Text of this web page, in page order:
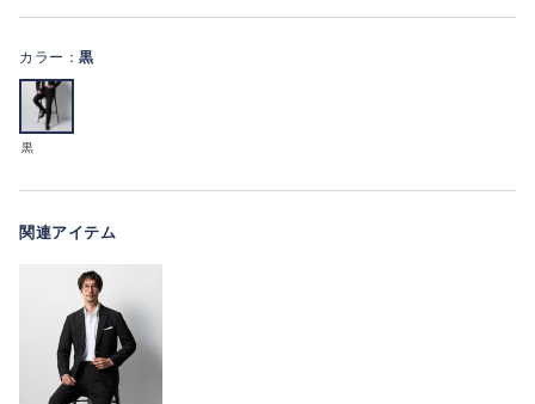
カラー： 黒
黒
関連アイテム